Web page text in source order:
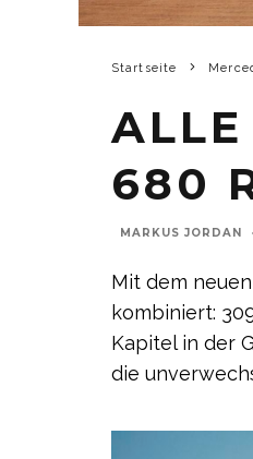
Startseite
680
MARKUS JORDAN ·
Mit dem neuen
kombiniert:
Kapitel in der
die